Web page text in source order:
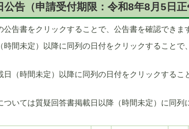
告（申請受付期限：令和8年8月5日正
告書をクリックすることで、公告書を確認できま
時間未定）以降に同列の日付をクリックすることで
日（時間未定）以降に同列の日付をクリックするこ
ついては質疑回答書掲載日以降（時間未定）に同列